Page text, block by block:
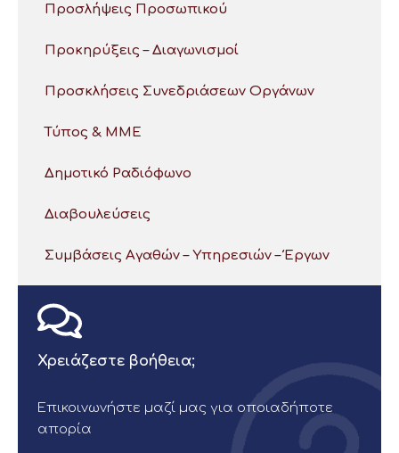
Προσλήψεις Προσωπικού
Προκηρύξεις – Διαγωνισμοί
Προσκλήσεις Συνεδριάσεων Οργάνων
Τύπος & ΜΜΕ
Δημοτικό Ραδιόφωνο
Διαβουλεύσεις
Συμβάσεις Αγαθών – Υπηρεσιών – Έργων
Χρειάζεστε βοήθεια;
Επικοινωνήστε μαζί μας για οποιαδήποτε
απορία